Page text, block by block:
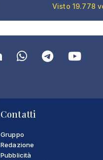
Visto 19.778
Contatti
Gruppo
Redazione
Pubblicità